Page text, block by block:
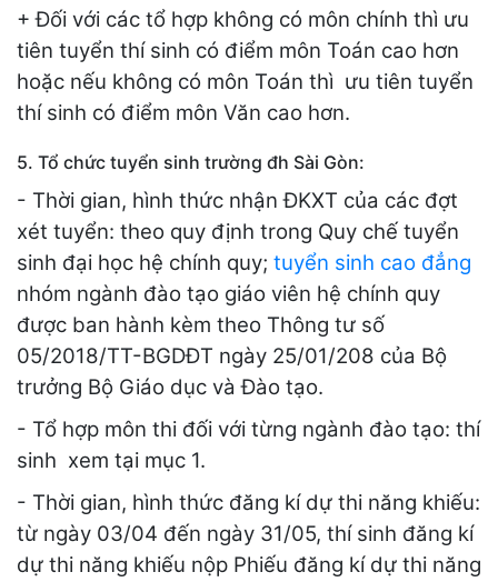
+ Đối với các tổ hợp không có môn chính thì ưu
tiên tuyển thí sinh có điểm môn Toán cao hơn
hoặc nếu không có môn Toán thì ưu tiên tuyển
thí sinh có điểm môn Văn cao hơn.
5. Tổ chức tuyển sinh trường đh Sài Gòn:
- Thời gian, hình thức nhận ĐKXT của các đợt
xét tuyển: theo quy định trong Quy chế tuyển
sinh đại học hệ chính quy; tuyển sinh cao đẳng
nhóm ngành đào tạo giáo viên hệ chính quy
được ban hành kèm theo Thông tư số
05/2018/TT-BGDĐT ngày 25/01/208 của Bộ
trưởng Bộ Giáo dục và Đào tạo.
- Tổ hợp môn thi đối với từng ngành đào tạo: thí
sinh xem tại mục 1.
- Thời gian, hình thức đăng kí dự thi năng khiếu:
từ ngày 03/04 đến ngày 31/05, thí sinh đăng kí
dự thi năng khiếu nộp Phiếu đăng kí dự thi năng